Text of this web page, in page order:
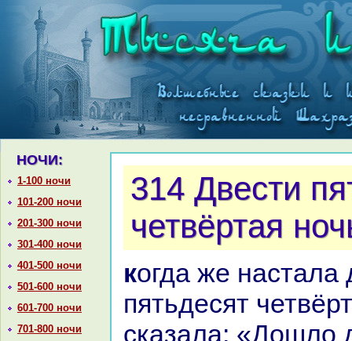
НОЧИ:
1-100 ночи
101-200 ночи
201-300 ночи
301-400 ночи
401-500 ночи
501-600 ночи
601-700 ночи
701-800 ночи
314 Двести
четвёртая
кoгда же нaстала двести
пятьдесят
сказала: «Дошло